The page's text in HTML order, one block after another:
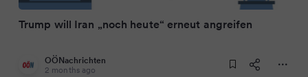
Trump will Iran „noch heute“ erneut angreifen
OÖNachrichten
2 months ago